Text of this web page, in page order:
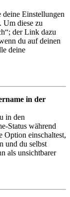
Einstellungen
Um diese zu
der Link dazu
du auf deinen
deine
in der
in den
Status während
Option einschaltest,
und du selbst
als unsichtbarer